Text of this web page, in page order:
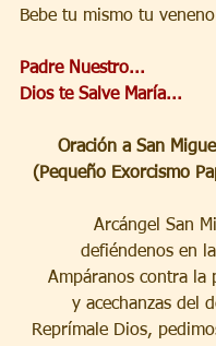
Bebe tu mismo tu
Padre Nuestro...
Dios te Salve María...
Oración a San
(Pequeño Exorcismo
Arcángel San
defiéndenos en
Ampáranos contra la
y acechanzas del
Reprímale Dios,